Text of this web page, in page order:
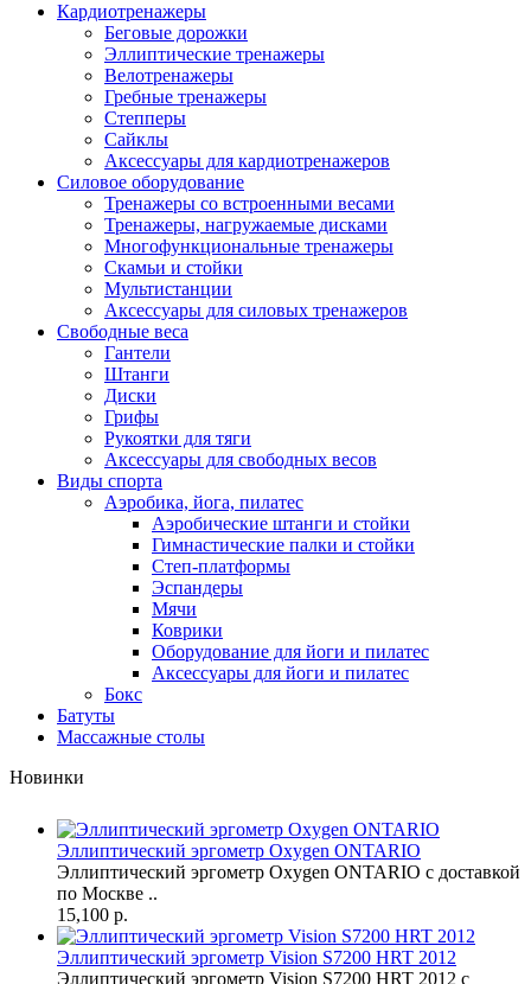
Кардиотренажеры
Беговые дорожки
Эллиптические тренажеры
Велотренажеры
Гребные тренажеры
Степперы
Сайклы
Аксессуары для кардиотренажеров
Силовое оборудование
Тренажеры со встроенными весами
Тренажеры, нагружаемые дисками
Многофункциональные тренажеры
Скамьи и стойки
Мультистанции
Аксессуары для силовых тренажеров
Свободные веса
Гантели
Штанги
Диски
Грифы
Рукоятки для тяги
Аксессуары для свободных весов
Виды спорта
Аэробика, йога, пилатес
Аэробические штанги и стойки
Гимнастические палки и стойки
Степ-платформы
Эспандеры
Мячи
Коврики
Оборудование для йоги и пилатес
Аксессуары для йоги и пилатес
Бокс
Батуты
Массажные столы
Новинки
Эллиптический эргометр Oxygen ONTARIO
Эллиптический эргометр Oxygen ONTARIO с доставкой
по Москве ..
15,100 р.
Эллиптический эргометр Vision S7200 HRT 2012
Эллиптический эргометр Vision S7200 HRT 2012 с